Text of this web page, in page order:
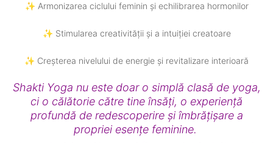
✨ Armonizarea ciclului feminin și echilibrarea hormonilor
✨ Stimularea creativității și a intuiției creatoare
✨ Creșterea nivelului de energie și revitalizare interioară
Shakti Yoga nu este doar o simplă clasă de yoga,
ci o călătorie către tine însăți, o experiență
profundă de redescoperire și îmbrățișare a
propriei esențe feminine.